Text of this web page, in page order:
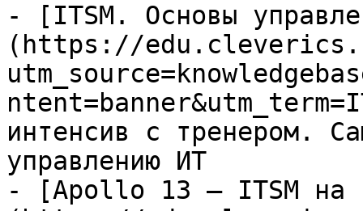
- [ITSM. Основы
(https://
интенсив с тренером.
управлению ИТ
- [Apollo 13 — ITSM на